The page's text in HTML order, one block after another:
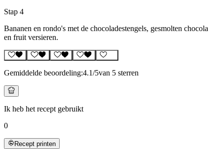
Stap 4
Bananen en rondo's met de chocoladestengels, gesmolten chocola
en fruit versieren.
Gemiddelde beoordeling:4.1/5van 5 sterren
Ik heb het recept gebruikt
0
Recept printen